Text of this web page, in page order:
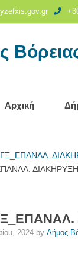
Αρχική
2024 by Δήμος